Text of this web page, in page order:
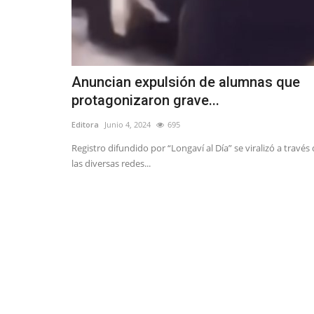
Anuncian expulsión de alumnas que
protagonizaron grave...
Editora Junio 4, 2024 695
Registro difundido por “Longaví al Día” se viralizó a través
las diversas redes...